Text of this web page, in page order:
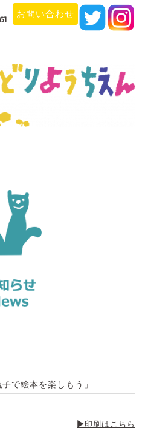
お問い合わせ
で絵本を楽しもう」
▶印刷はこちら